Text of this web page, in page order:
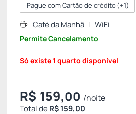
Pague com Cartão de crédito(+1)
Café da Manhã WiFi
Permite Cancelamento
Só existe 1 quarto disponível
R$ 159,00 /noite
Total deR$ 159,00